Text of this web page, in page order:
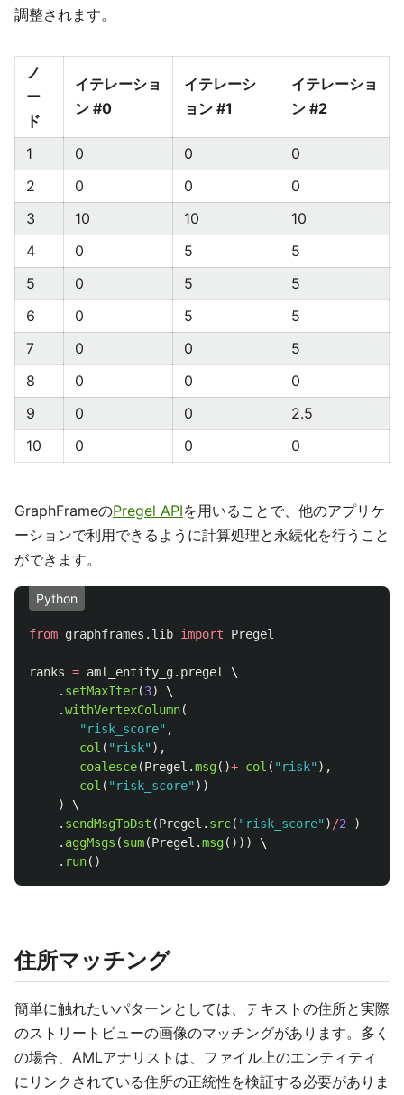
調整されます。
ノ
ー
ド
イテレーショ
ン #0
イテレーシ
ョン #1
イテレーショ
ン #2
1 0 0
0
2
0 0
0
3
10 10
10
4
0 5
5
5
0 5
5
6
0 5
5
7
0 0
5
8
0 0
0
9
0 0
2.5
10
0 0 0
GraphFrameのPregel APIを用いることで、他のアプリケ
ーションで利用できるように計算処理と永続化を行うこと
ができます。
Python
from graphframes.lib import Pregel
ranks = aml_entity_g. pregel
\
. setMaxIter(3)
\
.withVertexColumn(
" risk_score" ,
col ( " risk" ),
coalesce(Pregel .msg()+ col ( " risk" ),
col ( " risk_score" ))
)
\
. sendMsgToDst (Pregel . src( " risk_score" ) /2 )
. aggMsgs (sum(Pregel .msg()))
\
. run()
住所マッチング
簡単に触れたいパターンとしては、テキストの住所と実際
のストリートビューの画像のマッチングがあります。多く
の場合、AMLアナリストは、ファイル上のエンティティ
にリンクされている住所の正統性を検証する必要がありま